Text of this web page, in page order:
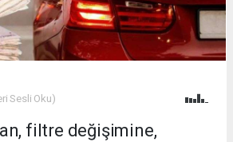
Sesli Oku)
filtre değişimine,